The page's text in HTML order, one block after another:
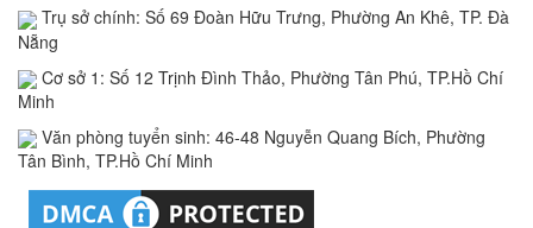
Trụ sở chính: Số 69 Đoàn Hữu Trưng, Phường An Khê, TP. Đà
Nẵng
Cơ sở 1: Số 12 Trịnh Đình Thảo, Phường Tân Phú, TP.Hồ Chí
Minh
Văn phòng tuyển sinh: 46-48 Nguyễn Quang Bích, Phường
Tân Bình, TP.Hồ Chí Minh